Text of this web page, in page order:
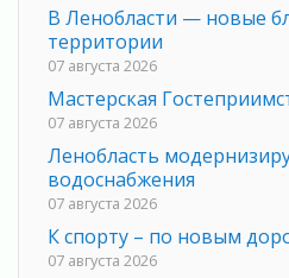
В Ленобласти — новые
территории
07 августа 2026
Мастерская
07 августа 2026
Ленобласть
водоснабжения
07 августа 2026
К спорту – по новым
07 августа 2026